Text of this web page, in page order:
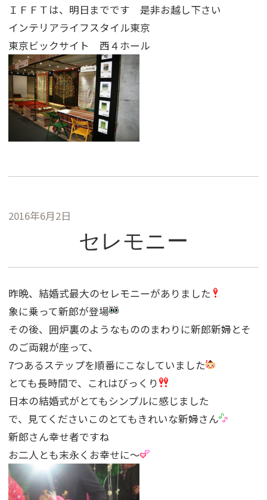
ＩＦＦＴは、明日までです 是非お越し下さい
インテリアライフスタイル東京
東京ビックサイト 西４ホール
2016年6月2日
セレモニー
昨晩、結婚式最大のセレモニーがありました
象に乗って新郎が登場
その後、囲炉裏のようなもののまわりに新郎新婦とそ
のご両親が座って、
7つあるステップを順番にこなしていました
とても長時間で、これはびっくり
日本の結婚式がとてもシンプルに感じました
で、見てくださいこのとてもきれいな新婦さん
新郎さん幸せ者ですね
お二人とも末永くお幸せに〜